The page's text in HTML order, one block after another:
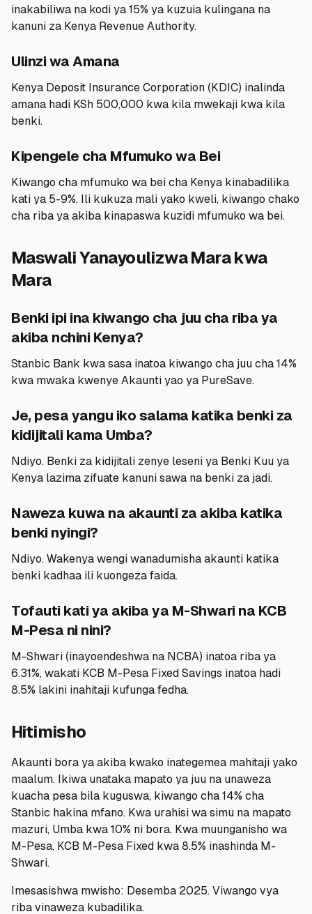
inakabiliwa na kodi ya 15% ya kuzuia kulingana na
kanuni za Kenya Revenue Authority.
Ulinzi wa Amana
Kenya Deposit Insurance Corporation (KDIC) inalinda
amana hadi KSh 500,000 kwa kila mwekaji kwa kila
benki.
Kipengele cha Mfumuko wa Bei
Kiwango cha mfumuko wa bei cha Kenya kinabadilika
kati ya 5-9%. Ili kukuza mali yako kweli, kiwango chako
cha riba ya akiba kinapaswa kuzidi mfumuko wa bei.
Maswali Yanayoulizwa Mara kwa
Mara
Benki ipi ina kiwango cha juu cha riba ya
akiba nchini Kenya?
Stanbic Bank kwa sasa inatoa kiwango cha juu cha 14%
kwa mwaka kwenye Akaunti yao ya PureSave.
Je, pesa yangu iko salama katika benki za
kidijitali kama Umba?
Ndiyo. Benki za kidijitali zenye leseni ya Benki Kuu ya
Kenya lazima zifuate kanuni sawa na benki za jadi.
Naweza kuwa na akaunti za akiba katika
benki nyingi?
Ndiyo. Wakenya wengi wanadumisha akaunti katika
benki kadhaa ili kuongeza faida.
Tofauti kati ya akiba ya M-Shwari na KCB
M-Pesa ni nini?
M-Shwari (inayoendeshwa na NCBA) inatoa riba ya
6.31%, wakati KCB M-Pesa Fixed Savings inatoa hadi
8.5% lakini inahitaji kufunga fedha.
Hitimisho
Akaunti bora ya akiba kwako inategemea mahitaji yako
maalum. Ikiwa unataka mapato ya juu na unaweza
kuacha pesa bila kuguswa, kiwango cha 14% cha
Stanbic hakina mfano. Kwa urahisi wa simu na mapato
mazuri, Umba kwa 10% ni bora. Kwa muunganisho wa
M-Pesa, KCB M-Pesa Fixed kwa 8.5% inashinda M-
Shwari.
Imesasishwa mwisho: Desemba 2025. Viwango vya
riba vinaweza kubadilika.